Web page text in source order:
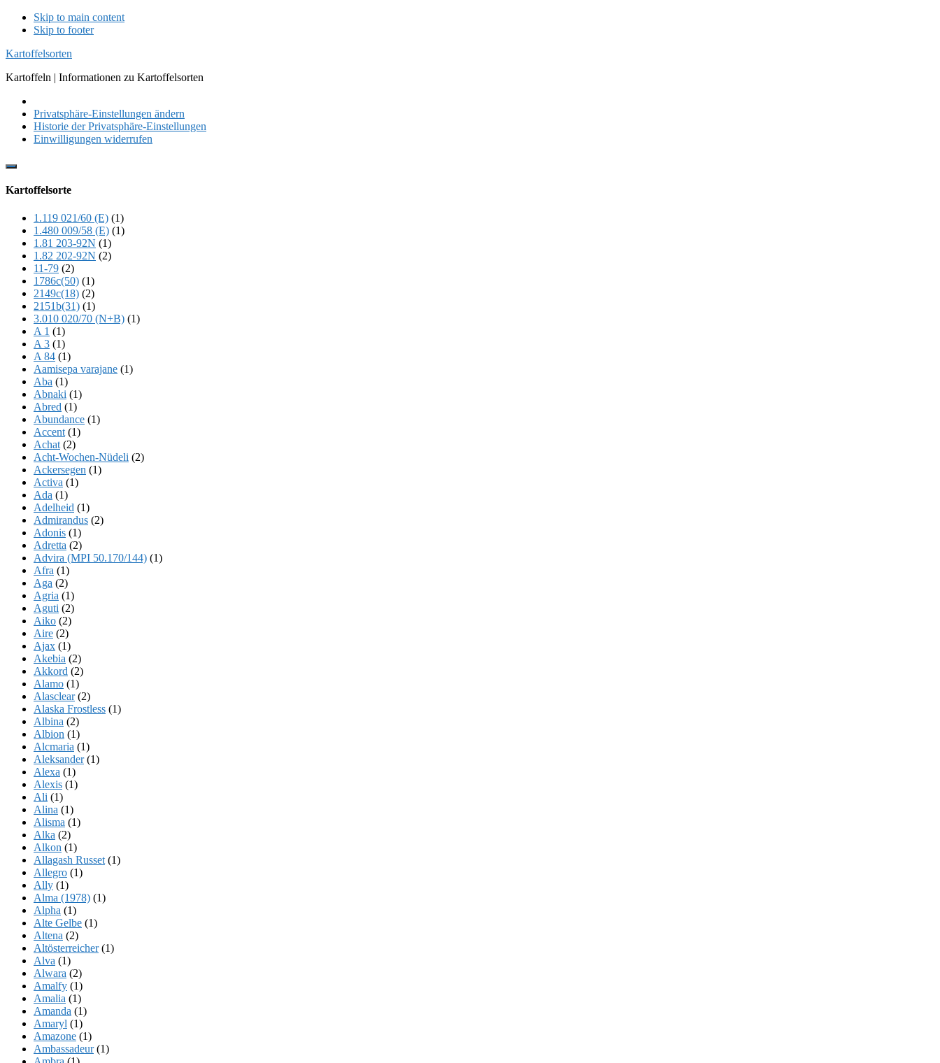
Skip to main content
Skip to footer
Kartoffelsorten
Kartoffeln | Informationen zu Kartoffelsorten
Privatsphäre-Einstellungen ändern
Historie der Privatsphäre-Einstellungen
Einwilligungen widerrufen
Show
Content
Kartoffelsorte
1.119 021/60 (E) (1)
1.480 009/58 (E) (1)
1.81 203-92N (1)
1.82 202-92N (2)
11-79 (2)
1786c(50) (1)
2149c(18) (2)
2151b(31) (1)
3.010 020/70 (N+B) (1)
A 1 (1)
A 3 (1)
A 84 (1)
Aamisepa varajane (1)
Aba (1)
Abnaki (1)
Abred (1)
Abundance (1)
Accent (1)
Achat (2)
Acht-Wochen-Nüdeli (2)
Ackersegen (1)
Activa (1)
Ada (1)
Adelheid (1)
Admirandus (2)
Adonis (1)
Adretta (2)
Advira (MPI 50.170/144) (1)
Afra (1)
Aga (2)
Agria (1)
Aguti (2)
Aiko (2)
Aire (2)
Ajax (1)
Akebia (2)
Akkord (2)
Alamo (1)
Alasclear(2)
Alaska Frostless (1)
Albina (2)
Albion (1)
Alcmaria (1)
Aleksander(1)
Alexa (1)
Alexis (1)
Ali (1)
Alina (1)
Alisma (1)
Alka (2)
Alkon (1)
Allagash Russet (1)
Allegro (1)
Ally (1)
Alma (1978) (1)
Alpha (1)
Alte Gelbe (1)
Altena (2)
Altösterreicher(1)
Alva (1)
Alwara (2)
Amalfy (1)
Amalia (1)
Amanda (1)
Amaryl (1)
Amazone (1)
Ambassadeur(1)